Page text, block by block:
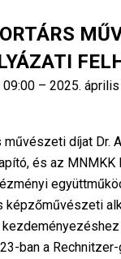
– 2025.
művészeti díjat Dr.
és az MNMKK
képzőművészeti
ban a